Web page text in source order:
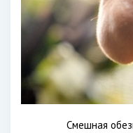
Смешная